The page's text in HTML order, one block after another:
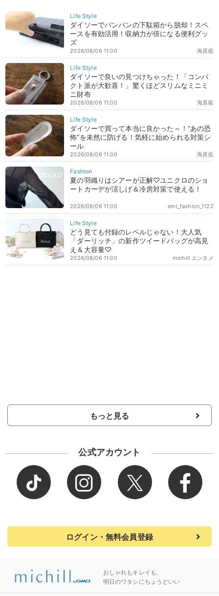
ダイソーでパンパンの下駄箱から脱却！スペ
ースを有効活用！収納力が倍になる便利グッ
ズ
海原藍
2026/08/06 11:00
ダイソーで良いの見つけちゃった！「コンパ
クト派が大歓喜！」驚くほどスリムなミニミ
ニ財布
海原藍
2026/08/06 11:00
ダイソーで買って本当に良かった～！“あの恐
怖”を未然に防げる！気軽に始められる対策シ
ール
海原藍
2026/08/06 11:00
夏の羽織りはシアーが正解♡ユニクロのショ
ートカーデが涼しげ＆冷房対策で使える！
emi_fashion_1122
2026/08/06 11:00
どう見ても付録のレベルじゃない！大人気
「ダーリッチ」の新作ツイードバッグが高見
え＆大容量♡
michill エンタメ
2026/08/06 11:00
もっと見る
公式アカウント
ログイン・無料会員登録
おしゃれもキレイも、
明日のワタシにちょうどいい